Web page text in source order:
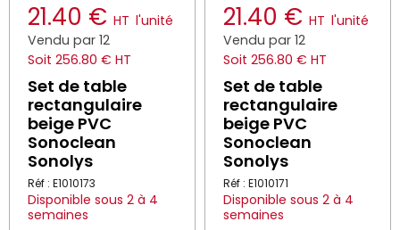
21.40 € HT l'unité
Vendu par 12
Soit 256.80 € HT
Set de table
rectangulaire
beige PVC
Sonoclean
Sonolys
Réf : E1010173
Disponible sous 2 à 4
semaines
21.40 € HT l'unité
Vendu par 12
Soit 256.80 € HT
Set de table
rectangulaire
beige PVC
Sonoclean
Sonolys
Réf : E1010171
Disponible sous 2 à 4
semaines